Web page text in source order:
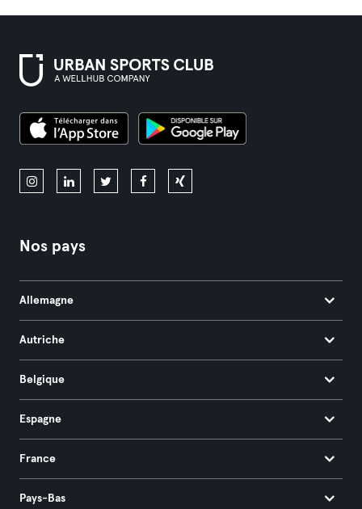
Nos pays
Allemagne
Autriche
Belgique
Espagne
France
Pays-Bas